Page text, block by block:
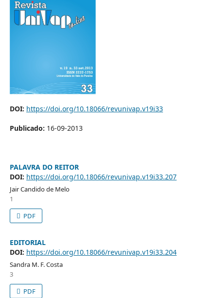
DOI: https://doi.org/10.18066/revunivap.v19i33
Publicado: 16-09-2013
PALAVRA DO REITOR
DOI: https://doi.org/10.18066/revunivap.v19i33.207
Jair Candido de Melo
1
PDF
EDITORIAL
DOI: https://doi.org/10.18066/revunivap.v19i33.204
Sandra M. F. Costa
3
PDF